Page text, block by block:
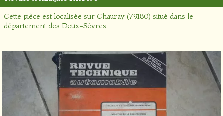
Cette pièce est localisée sur Chauray (79180) situé dans le
département des Deux-Sèvres.